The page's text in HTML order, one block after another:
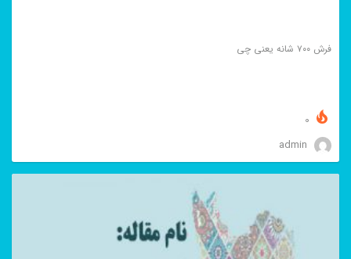
فرش ۷۰۰ شانه یعنی چی
admin